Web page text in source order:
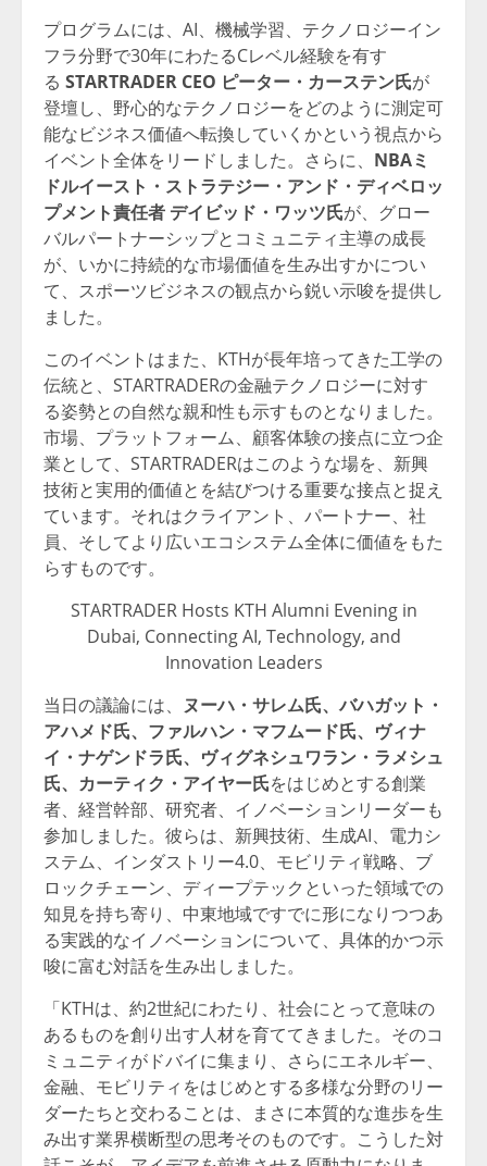
プログラムには、AI、機械学習、テクノロジーイン
フラ分野で30年にわたるCレベル経験を有す
る STARTRADER CEO ピーター・カーステン氏が
登壇し、野心的なテクノロジーをどのように測定可
能なビジネス価値へ転換していくかという視点から
イベント全体をリードしました。さらに、 NBAミ
ドルイースト・ストラテジー・アンド・ディベロッ
プメント責任者 デイビッド・ワッツ氏が、グロー
バルパートナーシップとコミュニティ主導の成長
が、いかに持続的な市場価値を生み出すかについ
て、スポーツビジネスの観点から鋭い示唆を提供し
ました。
このイベントはまた、KTHが長年培ってきた工学の
伝統と、STARTRADERの金融テクノロジーに対す
る姿勢との自然な親和性も示すものとなりました。
市場、プラットフォーム、顧客体験の接点に立つ企
業として、STARTRADERはこのような場を、新興
技術と実用的価値とを結びつける重要な接点と捉え
ています。それはクライアント、パートナー、社
員、そしてより広いエコシステム全体に価値をもた
らすものです。
STARTRADER Hosts KTH Alumni Evening in
Dubai, Connecting AI, Technology, and
Innovation Leaders
当日の議論には、 ヌーハ・サレム氏、バハガット・
アハメド氏、ファルハン・マフムード氏、ヴィナ
イ・ナゲンドラ氏、ヴィグネシュワラン・ラメシュ
氏、カーティク・アイヤー氏をはじめとする創業
者、経営幹部、研究者、イノベーションリーダーも
参加しました。彼らは、新興技術、生成AI、電力シ
ステム、インダストリー4.0、モビリティ戦略、ブ
ロックチェーン、ディープテックといった領域での
知見を持ち寄り、中東地域ですでに形になりつつあ
る実践的なイノベーションについて、具体的かつ示
唆に富む対話を生み出しました。
「KTHは、約2世紀にわたり、社会にとって意味の
あるものを創り出す人材を育ててきました。そのコ
ミュニティがドバイに集まり、さらにエネルギー、
金融、モビリティをはじめとする多様な分野のリー
ダーたちと交わることは、まさに本質的な進歩を生
み出す業界横断型の思考そのものです。こうした対